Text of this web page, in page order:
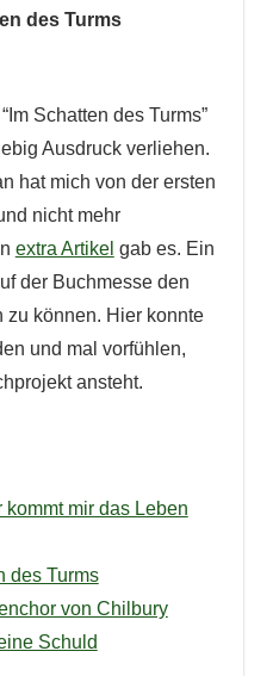
des Turms
Schatten des Turms”
Ausdruck verliehen.
hat mich von der ersten
nicht mehr
extra Artikel gab es. Ein
der Buchmesse den
zu können. Hier konnte
und mal vorfühlen,
ansteht.
kommt mir das Leben
des Turms
von Chilbury
Schuld